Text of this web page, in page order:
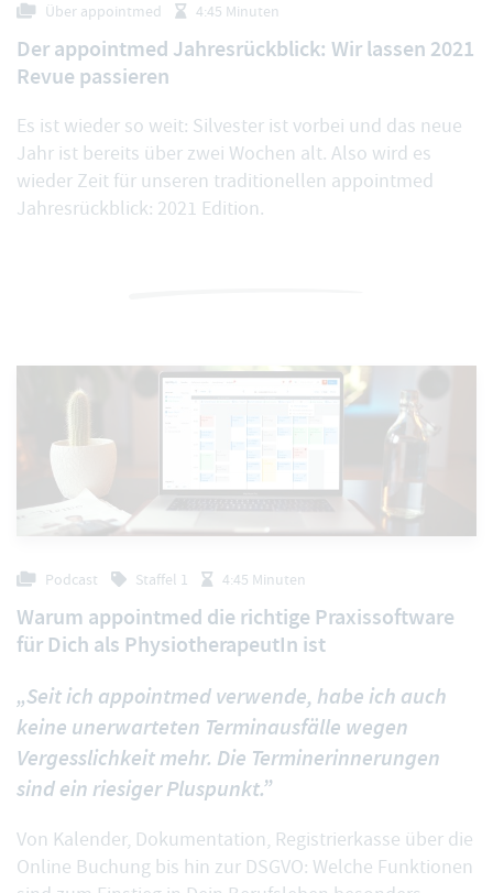
Über appointmed 4:45 Minuten
Der appointmed Jahresrückblick: Wir lassen 2021
Revue passieren
Es ist wieder so weit: Silvester ist vorbei und das neue
Jahr ist bereits über zwei Wochen alt. Also wird es
wieder Zeit für unseren traditionellen appointmed
Jahresrückblick: 2021 Edition.
Podcast Staffel 1 4:45 Minuten
Warum appointmed die richtige Praxissoftware
für Dich als PhysiotherapeutIn ist
„Seit ich appointmed verwende, habe ich auch
keine unerwarteten Terminausfälle wegen
Vergesslichkeit mehr. Die Terminerinnerungen
sind ein riesiger Pluspunkt.”
Von Kalender, Dokumentation, Registrierkasse über die
Online Buchung bis hin zur DSGVO: Welche Funktionen